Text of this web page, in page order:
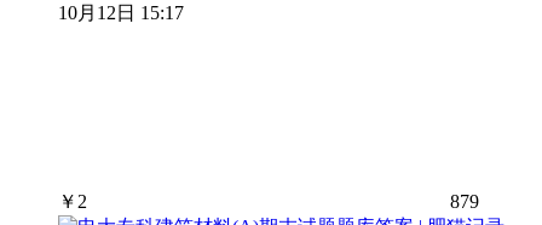
10月12日 15:17
￥ 2 879